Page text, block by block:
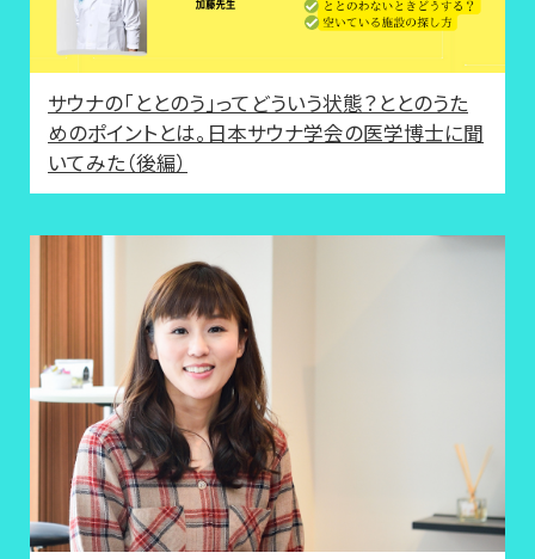
サウナの「ととのう」ってどういう状態？ととのうた
めのポイントとは。日本サウナ学会の医学博士に聞
いてみた（後編）